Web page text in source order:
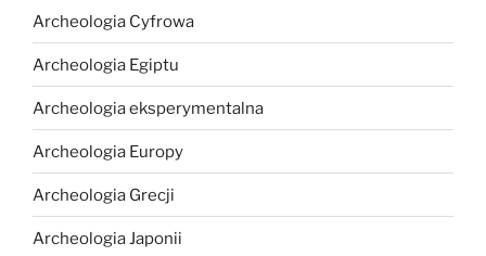
Archeologia Cyfrowa
Archeologia Egiptu
Archeologia eksperymentalna
Archeologia Europy
Archeologia Grecji
Archeologia Japonii